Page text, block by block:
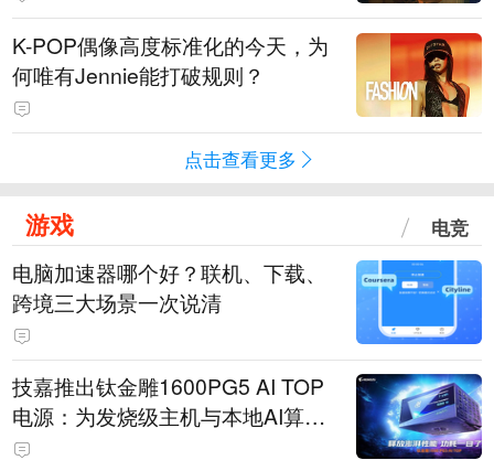
K-POP偶像高度标准化的今天，为
何唯有Jennie能打破规则？
点击查看更多
游戏 电竞
电脑加速器哪个好？联机、下载、
跨境三大场景一次说清
技嘉推出钛金雕1600PG5 AI TOP
电源：为发烧级主机与本地AI算力
打造旗舰供电方案